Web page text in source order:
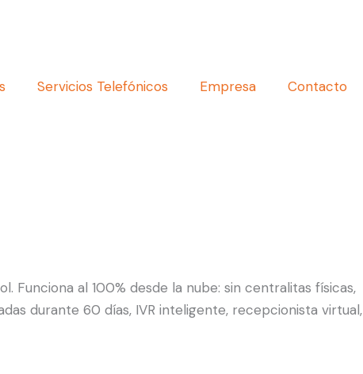
Servicios Telefónicos Empresa Contacto
al 100% desde la nube: sin centralitas físicas,
durante 60 días, IVR inteligente, recepcionista virtual,